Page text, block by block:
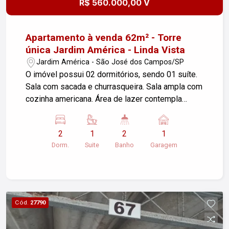
R$ 560.000,00 V
Apartamento à venda 62m² - Torre
única Jardim América - Linda Vista
Jardim América - São José dos Campos/SP
O imóvel possui 02 dormitórios, sendo 01 suíte.
Sala com sacada e churrasqueira. Sala ampla com
cozinha americana. Área de lazer contempla
market place. Piso laminado. Linda Vista e sol da
excelente oportunidade!
2
Dorm.
1
Suite
2
Banho
1
Garagem
Cód. 27790